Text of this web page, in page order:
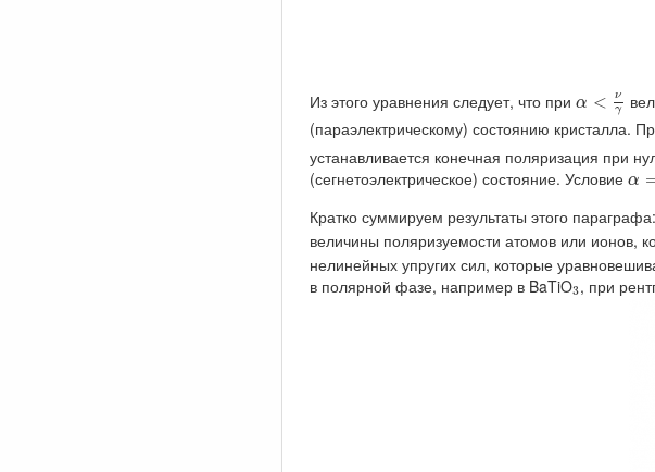
Из этого уравнения следует, что при α <
ν
γ
α <ν γ
(параэлектрическому) состоянию кристалла.
устанавливается конечная поляризация при
(сегнетоэлектрическое) состояние. Условие α
α=
Кратко суммируем результаты этого
величины поляризуемости атомов или ионов,
нелинейных упругих сил, которые
в полярной фазе, например в BaTiO3
3, при